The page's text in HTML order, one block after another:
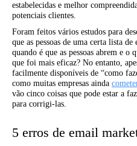
estabelecidas e melhor
potenciais clientes.
Foram feitos vários estudos para
que as pessoas de uma certa lista
quando é que as pessoas abrem e
que foi mais eficaz? No entanto,
facilmente disponíveis de “como
como muitas empresas ainda
vão cinco coisas que pode estar a
para corrigi-las.
5 erros de email